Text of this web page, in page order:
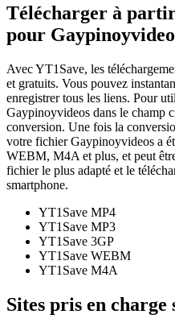
Télécharger à
pour
Avec YT1Save, les
et gratuits. Vous pouvez
enregistrer tous les liens. Pour
Gaypinoyvideos dans le champ
conversion. Une fois la
votre fichier Gaypinoyvideos a
WEBM, M4A et plus, et peut
fichier le plus adapté et le
smartphone.
YT1Save MP4
YT1Save MP3
YT1Save 3GP
YT1Save WEBM
YT1Save M4A
Sites pris en